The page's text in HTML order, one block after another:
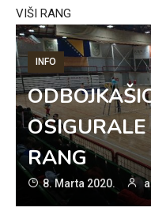
VIŠI RANG
INFO
RANG
8. Marta 2020.